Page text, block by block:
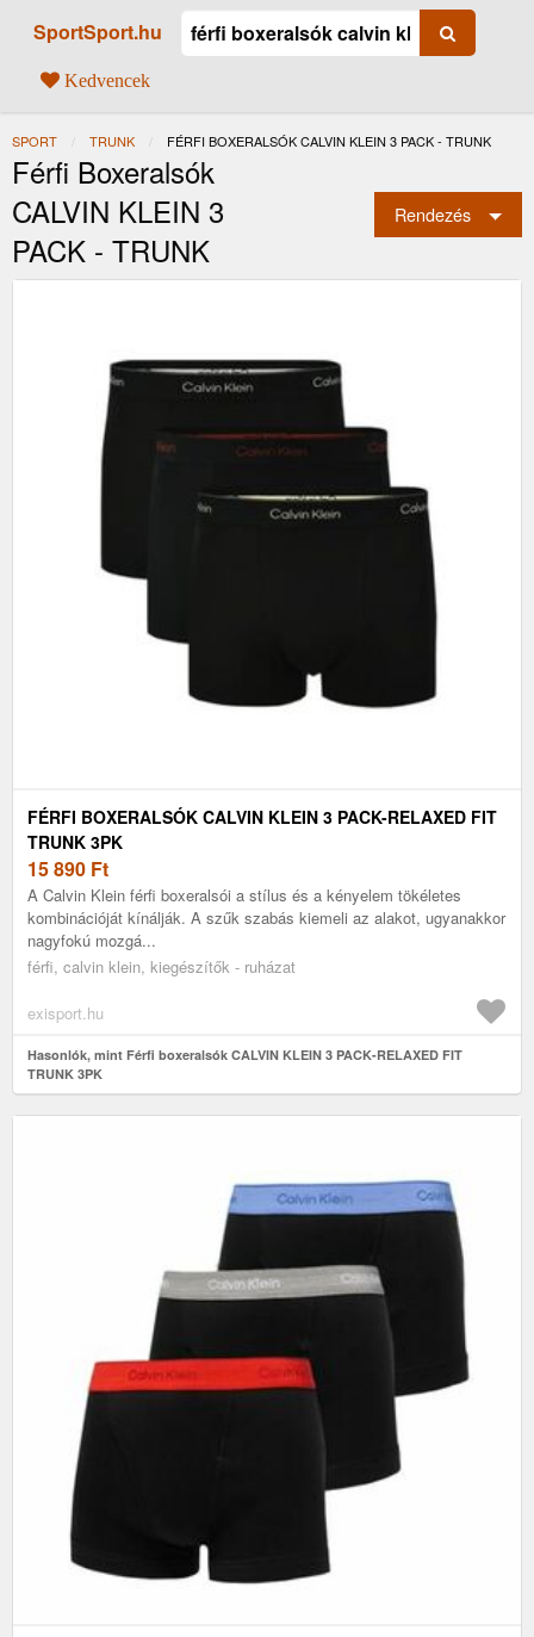
SportSport.hu
Kedvencek
SPORT TRUNK JELENLEGI:
FÉRFI BOXERALSÓK CALVIN KLEIN 3 PACK - TRUNK
Férfi Boxeralsók
CALVIN KLEIN 3
PACK - TRUNK
Rendezés
FÉRFI BOXERALSÓK CALVIN KLEIN 3 PACK-RELAXED FIT
TRUNK 3PK
15 890 Ft
A Calvin Klein férfi boxeralsói a stílus és a kényelem tökéletes
kombinációját kínálják. A szűk szabás kiemeli az alakot, ugyanakkor
nagyfokú mozgá...
férfi, calvin klein, kiegészítők - ruházat
exisport.hu
Hasonlók, mint Férfi boxeralsók CALVIN KLEIN 3 PACK-RELAXED FIT
TRUNK 3PK